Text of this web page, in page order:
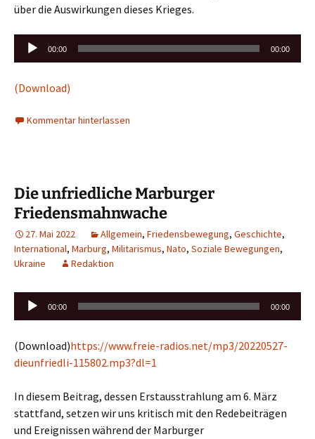
über die Auswirkungen dieses Krieges.
Audio-
Player
00:00 00:00
(Download)
Kommentar hinterlassen
Die unfriedliche Marburger
Friedensmahnwache
27. Mai 2022 Allgemein, Friedensbewegung, Geschichte,
International, Marburg, Militarismus, Nato, Soziale Bewegungen,
Ukraine
Redaktion
Audio-
Player
00:00 00:00
(Download)https://www.freie-radios.net/mp3/20220527-
dieunfriedli-115802.mp3?dl=1
In diesem Beitrag, dessen Erstausstrahlung am 6. März
stattfand, setzen wir uns kritisch mit den Redebeiträgen
und Ereignissen während der Marburger